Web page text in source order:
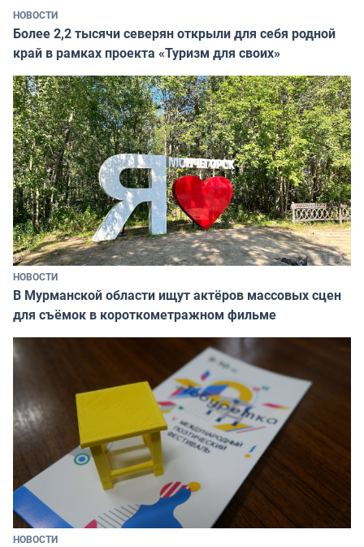
НОВОСТИ
Более 2,2 тысячи северян открыли для себя родной
край в рамках проекта «Туризм для своих»
НОВОСТИ
В Мурманской области ищут актёров массовых сцен
для съёмок в короткометражном фильме
НОВОСТИ